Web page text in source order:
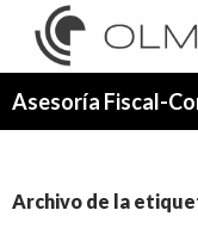
Archivo de la